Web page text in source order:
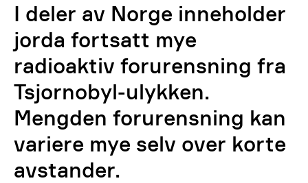
I deler av Norge inneholder
jorda fortsatt mye
radioaktiv forurensning fra
Tsjornobyl-ulykken.
Mengden forurensning kan
variere mye selv over korte
avstander.